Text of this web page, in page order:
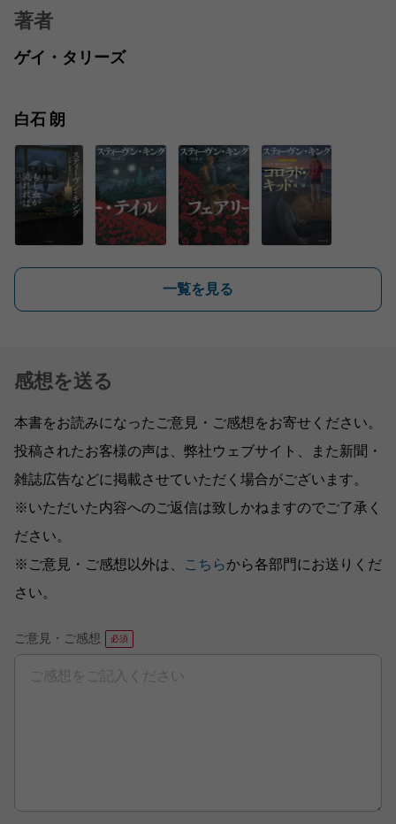
著者
ゲイ・タリーズ
白石 朗
一覧を見る
感想を送る
本書をお読みになったご意見・ご感想をお寄せください。
投稿されたお客様の声は、弊社ウェブサイト、また新聞・
雑誌広告などに掲載させていただく場合がございます。
※いただいた内容へのご返信は致しかねますのでご了承く
ださい。
※ご意見・ご感想以外は、
こちらから各部門にお送りくだ
さい。
ご意見・ご感想